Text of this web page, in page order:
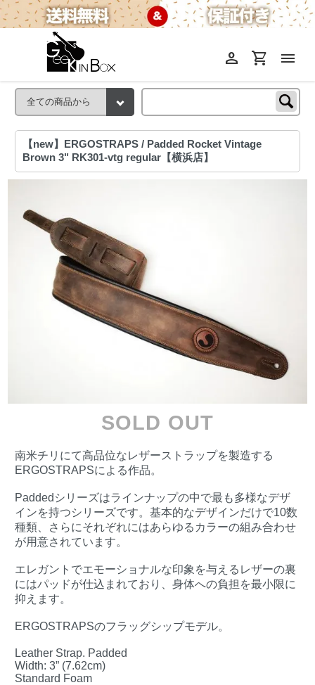
menu
shopping_cart
person
【new】ERGOSTRAPS / Padded Rocket Vintage
Brown 3" RK301-vtg regular【横浜店】
SOLD OUT
南米チリにて高品位なレザーストラップを製造する
ERGOSTRAPSによる作品。
Paddedシリーズはラインナップの中で最も多様なデザ
インを持つシリーズです。基本的なデザインだけで10数
種類、さらにそれぞれにはあらゆるカラーの組み合わせ
が用意されています。
エレガントでエモーショナルな印象を与えるレザーの裏
にはパッドが仕込まれており、身体への負担を最小限に
抑えます。
ERGOSTRAPSのフラッグシップモデル。
Leather Strap. Padded
Width: 3” (7.62cm)
Standard Foam